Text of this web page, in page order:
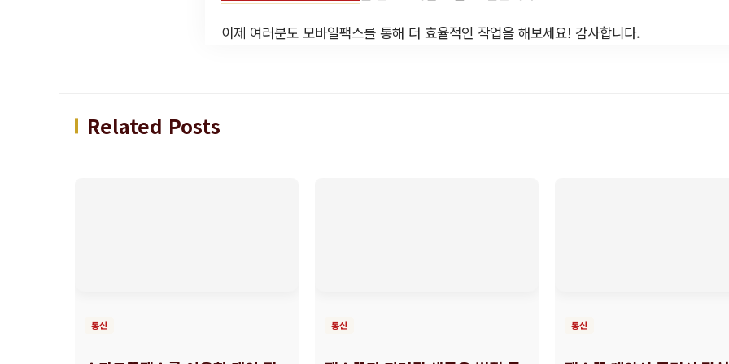
이제 여러분도 모바일팩스를 통해 더 효율적인 작업을 해보세요! 감사합니다.
Related Posts
통신 통신 통신